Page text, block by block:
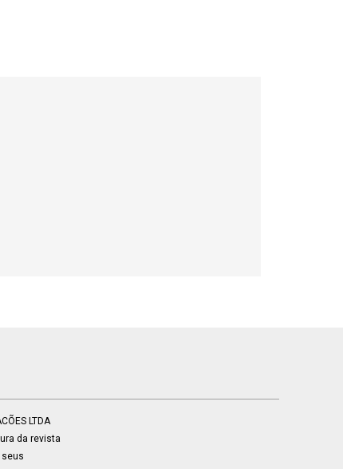
LTDA
da revista
seus